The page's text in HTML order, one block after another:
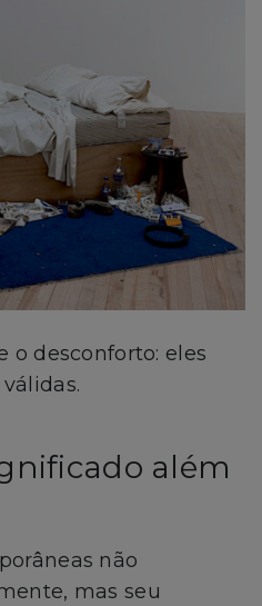
o desconforto: eles
além
não
mas seu